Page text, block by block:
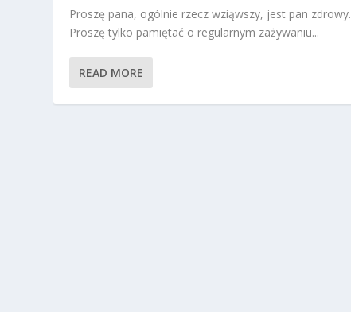
Proszę pana, ogólnie rzecz wziąwszy, jest pan zdrowy.
Proszę tylko pamiętać o regularnym zażywaniu...
READ MORE